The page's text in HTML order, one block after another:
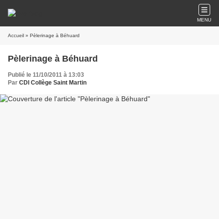
MENU
Accueil » Pèlerinage à Béhuard
Pèlerinage à Béhuard
Publié le 11/10/2011 à 13:03
Par CDI Collège Saint Martin